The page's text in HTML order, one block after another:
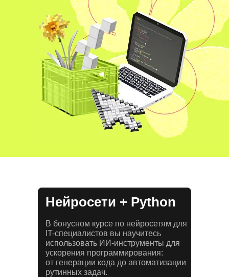
Нейросети + Python
В бонусном курсе по нейросетям для
IT-специалистов вы научитесь
использовать ИИ-инструменты для
ускорения программирования:
от генерации кода до автоматизации
рутинных задач.